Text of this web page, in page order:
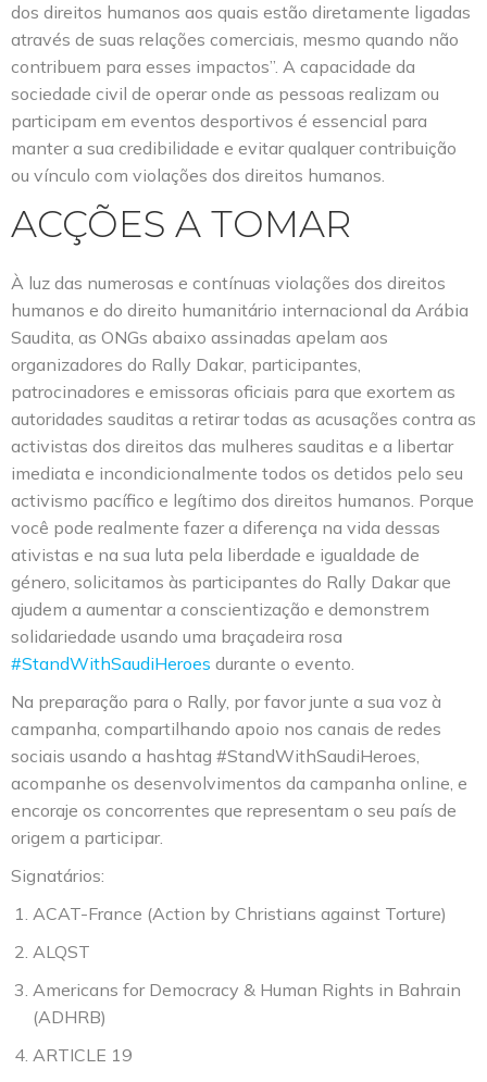
dos direitos humanos aos quais estão diretamente ligadas
através de suas relações comerciais, mesmo quando não
contribuem para esses impactos”. A capacidade da
sociedade civil de operar onde as pessoas realizam ou
participam em eventos desportivos é essencial para
manter a sua credibilidade e evitar qualquer contribuição
ou vínculo com violações dos direitos humanos.
ACÇÕES A TOMAR
À luz das numerosas e contínuas violações dos direitos
humanos e do direito humanitário internacional da Arábia
Saudita, as ONGs abaixo assinadas apelam aos
organizadores do Rally Dakar, participantes,
patrocinadores e emissoras oficiais para que exortem as
autoridades sauditas a retirar todas as acusações contra as
activistas dos direitos das mulheres sauditas e a libertar
imediata e incondicionalmente todos os detidos pelo seu
activismo pacífico e legítimo dos direitos humanos. Porque
você pode realmente fazer a diferença na vida dessas
ativistas e na sua luta pela liberdade e igualdade de
género, solicitamos às participantes do Rally Dakar que
ajudem a aumentar a conscientização e demonstrem
solidariedade usando uma braçadeira rosa
#StandWithSaudiHeroes durante o evento.
Na preparação para o Rally, por favor junte a sua voz à
campanha, compartilhando apoio nos canais de redes
sociais usando a hashtag #StandWithSaudiHeroes,
acompanhe os desenvolvimentos da campanha online, e
encoraje os concorrentes que representam o seu país de
origem a participar.
Signatários:
ACAT-France (Action by Christians against Torture)
ALQST
Americans for Democracy & Human Rights in Bahrain
(ADHRB)
ARTICLE 19